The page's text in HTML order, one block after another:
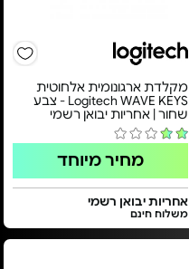
מקלדת ארגונומית אלחוטית
Logitech WAVE KEYS - צבע
שחור | אחריות יבואן רשמי
מחיר מיוחד
אחריות יבואן רשמי
משלוח חינם